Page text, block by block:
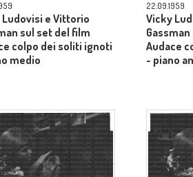
Ludovisi e Vittorio
sul set del film
colpo dei soliti ignoti
medio
22.09.1959
Vicky
Audace
- piano